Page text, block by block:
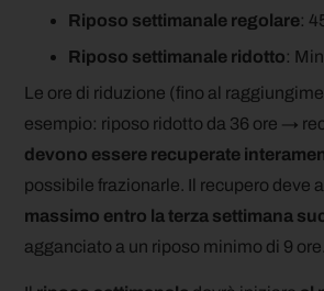
Riposo settimanale regolare:
Riposo settimanale ridotto:
Le ore di riduzione (fino al
esempio: riposo ridotto da 36 ore →
devono essere recuperate
possibile frazionarle. Il recupero deve
massimo entro la terza settimana
agganciato a un riposo minimo di 9 ore.